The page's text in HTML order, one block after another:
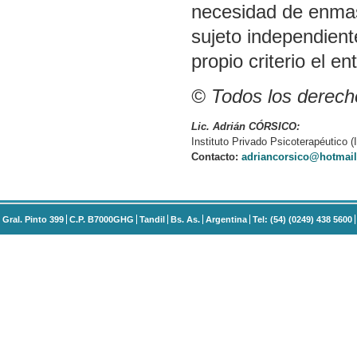
necesidad de
sujeto
propio criterio el
© Todos los
Lic. Adrián CÓRSICO:
Instituto Privado Psicoterapéutico
Contacto:
Gral. Pinto 399 C.P. B7000GHG Tandil Bs. As. Argentina Tel: (54) (0249) 438 5600